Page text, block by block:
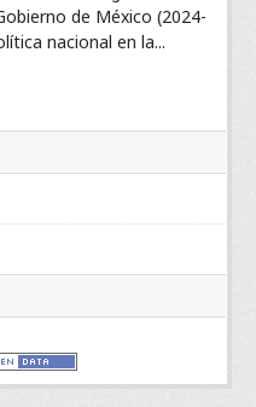
de México (2024-
nacional en la...